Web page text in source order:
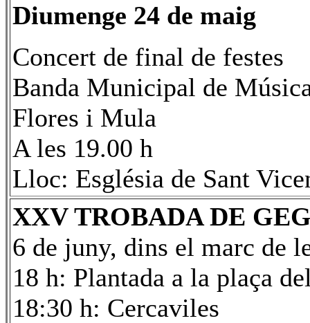
Diumenge 24 de maig
Concert de final de festes
Banda Municipal de
Flores i Mula
A les 19.00 h
Lloc: Església de Sant
XXV TROBADA DE
6 de juny, dins el marc de
18 h: Plantada a la plaça
18:30 h: Cercaviles